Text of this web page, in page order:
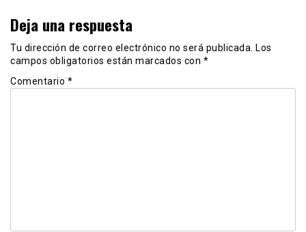
Deja una respuesta
Tu dirección de correo electrónico no será publicada. Los
campos obligatorios están marcados con *
Comentario *